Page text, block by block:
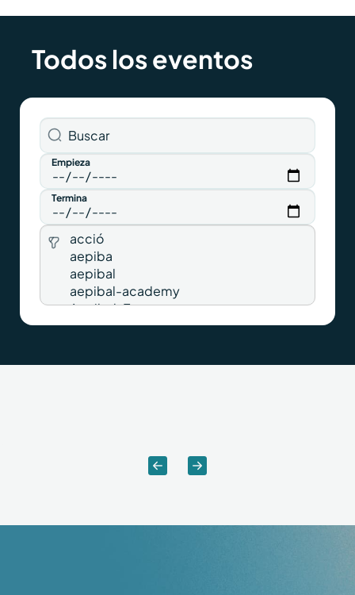
Todos los eventos
Empieza
Termina